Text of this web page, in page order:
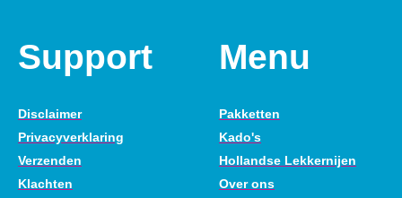
Support
Disclaimer
Privacyverklaring
Verzenden
Klachten
Menu
Pakketten
Kado's
Hollandse Lekkernijen
Over ons